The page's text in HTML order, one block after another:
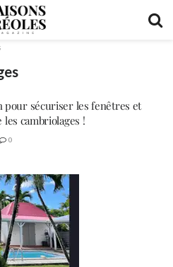
pour sécuriser les fenêtres et
cambriolages !
0